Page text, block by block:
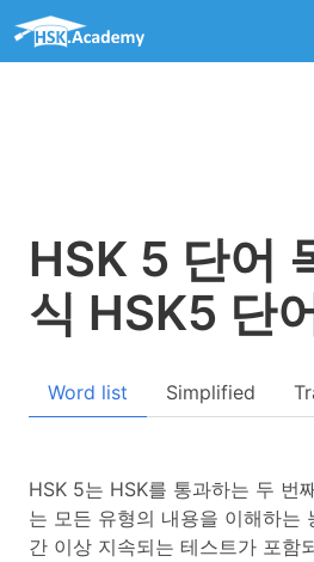
HSK 5 단어
식 HSK5 단
Word list Simplified
HSK 5는 HSK를 통과하는 두 번
는 모든 유형의 내용을 이해하는
간 이상 지속되는 테스트가 포함